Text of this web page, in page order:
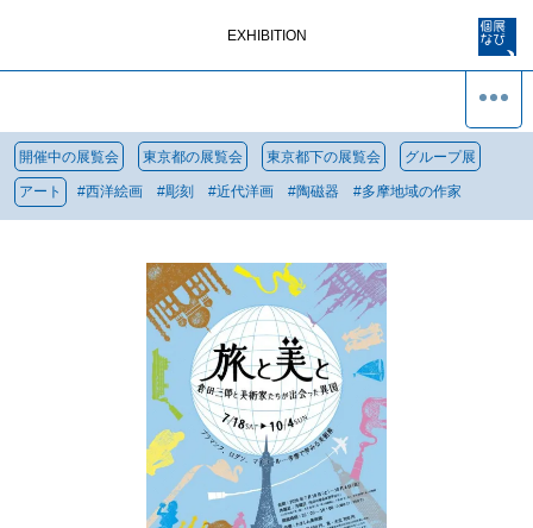
EXHIBITION
開催中の展覧会 東京都の展覧会 東京都下の展覧会 グループ展
アート #西洋絵画 #彫刻 #近代洋画 #陶磁器 #多摩地域の作家